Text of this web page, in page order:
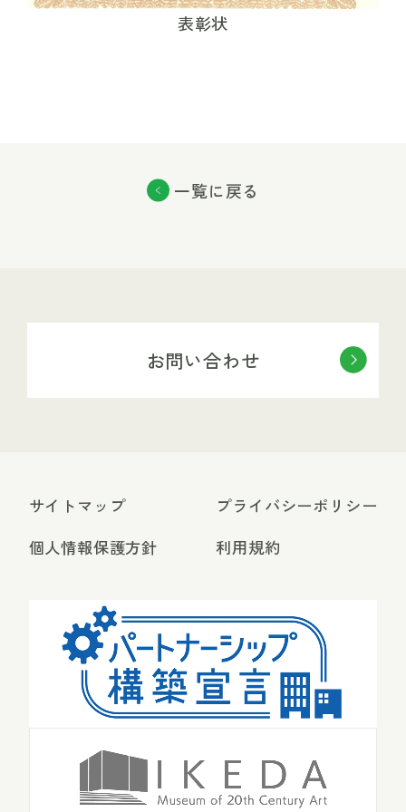
表彰状
一覧に戻る
お問い合わせ
サイトマップ
個人情報保護方針
プライバシーポリシー
利用規約